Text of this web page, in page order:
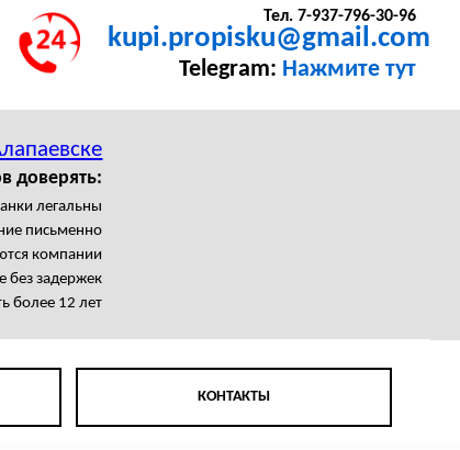
Тел. 7-937-796-30-96
kupi.propisku@gmail.com
Telegram: Нажмите тут
доверять:
легальны
письменно
компании
задержек
более 12 лет
КОНТАКТЫ